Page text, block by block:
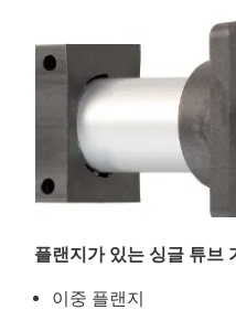
플랜지가 있는 싱글 튜브
이중 플랜지